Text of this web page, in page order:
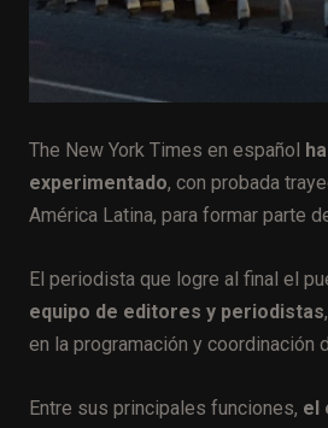
The New York Times en español
experimentado, con probada
América Latina, para formar parte
El periodista que logre al final el
equipo de editores y periodistas
en la programación y
Entre sus principales funciones, el